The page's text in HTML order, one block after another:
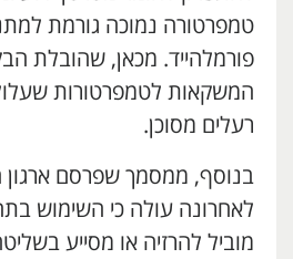
טמפרטורה נמוכה גורמת
פורמלהייד. מכאן, שהובלת
המשקאות לטמפרטורות
רעלים מסוכן.
בנוסף, ממסמך שפרסם ארגון
לאחרונה עולה כי השימוש
מוביל להרזיה או מסייע